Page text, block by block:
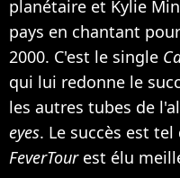
planétaire et Kylie
pays en chantant
2000. C'est le single
qui lui redonne le
les autres tubes de
eyes. Le succès est
FeverTourest élu